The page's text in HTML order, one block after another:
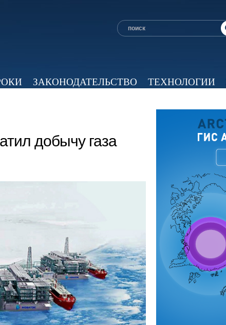
ЗАКОНОДАТЕЛЬСТВО ТЕХНОЛОГИИ
добычу газа